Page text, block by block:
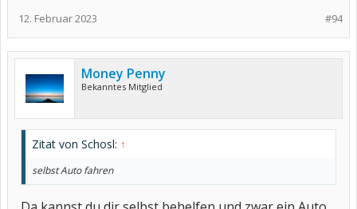
#94
12. Februar 2023
Money Penny
Bekanntes Mitglied
Zitat von Schosl: ↑
selbst Auto fahren